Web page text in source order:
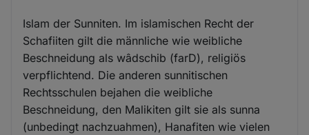
Islam der Sunniten. Im islamischen Recht der
Schafiiten gilt die männliche wie weibliche
Beschneidung als wâdschib (farD), religiös
verpflichtend. Die anderen sunnitischen
Rechtsschulen bejahen die weibliche
Beschneidung, den Malikiten gilt sie als sunna
(unbedingt nachzuahmen), Hanafiten wie vielen